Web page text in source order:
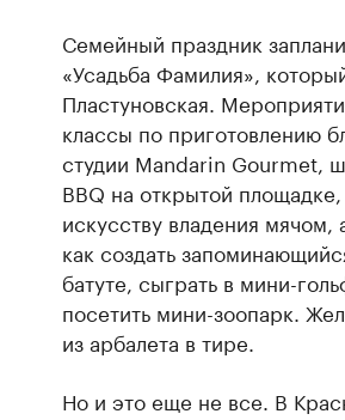
Семейный праздник
«Усадьба Фамилия»,
Пластуновская.
классы по приготовлению
студии Mandarin Gourmet,
BBQ на открытой
искусству владения
как создать
батуте, сыграть в мини-
посетить мини-зоопарк.
из арбалета в тире.
Но и это еще не все. В